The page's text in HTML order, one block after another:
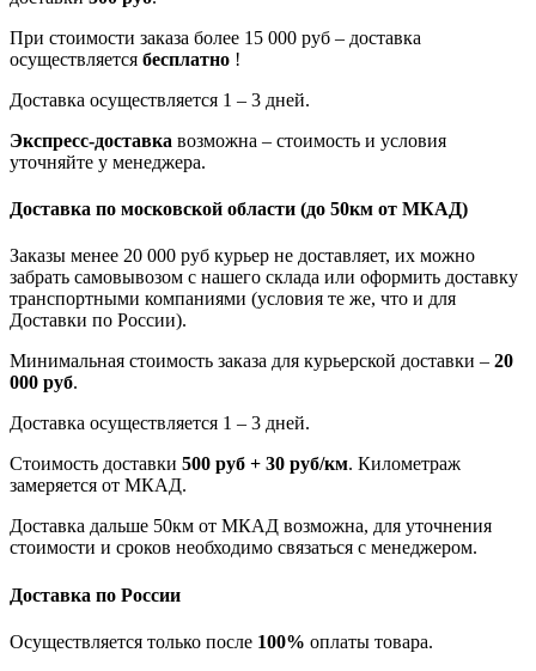
При стоимости заказа более 15 000 руб – доставка
осуществляется бесплатно !
Доставка осуществляется 1 – 3 дней.
Экспресс-доставка возможна – стоимость и условия
уточняйте у менеджера.
Доставка по московской области (до 50км от МКАД)
Заказы менее 20 000 руб курьер не доставляет, их можно
забрать самовывозом с нашего склада или оформить доставку
транспортными компаниями (условия те же, что и для
Доставки по России).
Минимальная стоимость заказа для курьерской доставки – 20
000 руб.
Доставка осуществляется 1 – 3 дней.
Стоимость доставки 500 руб + 30 руб/км. Километраж
замеряется от МКАД.
Доставка дальше 50км от МКАД возможна, для уточнения
стоимости и сроков необходимо связаться с менеджером.
Доставка по России
Осуществляется только после 100% оплаты товара.